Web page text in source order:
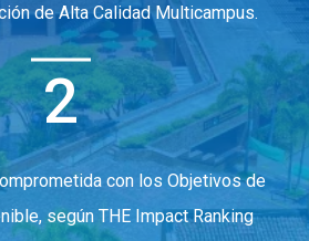
de Alta Calidad Multicampus.
2
con los Objetivos de
según THE Impact Ranking